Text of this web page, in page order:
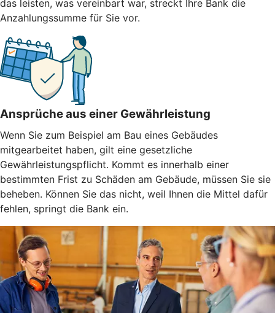
das leisten, was vereinbart war, streckt Ihre Bank die
Anzahlungssumme für Sie vor.
Ansprüche aus einer Gewährleistung
Wenn Sie zum Beispiel am Bau eines Gebäudes
mitgearbeitet haben, gilt eine gesetzliche
Gewährleistungspflicht. Kommt es innerhalb einer
bestimmten Frist zu Schäden am Gebäude, müssen Sie sie
beheben. Können Sie das nicht, weil Ihnen die Mittel dafür
fehlen, springt die Bank ein.